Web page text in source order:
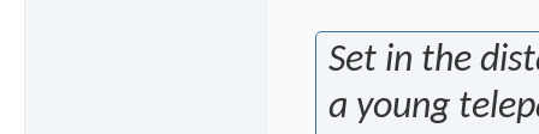
Set in the
a young